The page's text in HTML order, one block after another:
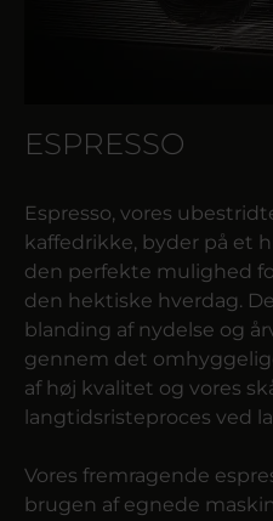
ESPRESSO
Espresso, vores
kaffedrikke, byder på et
den perfekte mulighed
den hektiske hverdag.
blanding af nydelse og
gennem det
af høj kvalitet og vores
langtidsristeproces ved
Vores fremragende
brugen af ​egnede